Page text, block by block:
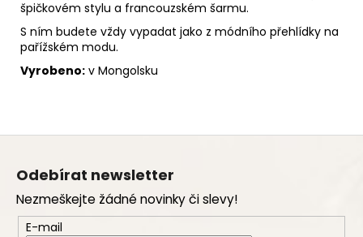
špičkovém stylu a francouzském šarmu.
S ním budete vždy vypadat jako z módního přehlídky na
pařížském modu.
Vyrobeno: v Mongolsku
Z
Odebírat newsletter
Nezmeškejte žádné novinky či slevy!
E-mail